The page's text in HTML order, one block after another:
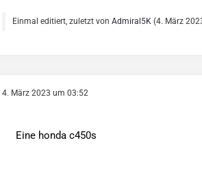
Einmal editiert, zuletzt vonAdmiral5K (4. März
4. März 2023 um 03:52
Eine honda c450s